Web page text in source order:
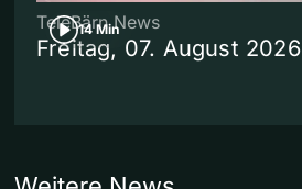
14 Min
TeleBärn News
Freitag, 07. August 2026